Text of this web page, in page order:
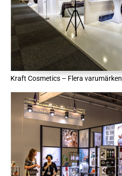
Kraft Cosmetics – Flera varumärken